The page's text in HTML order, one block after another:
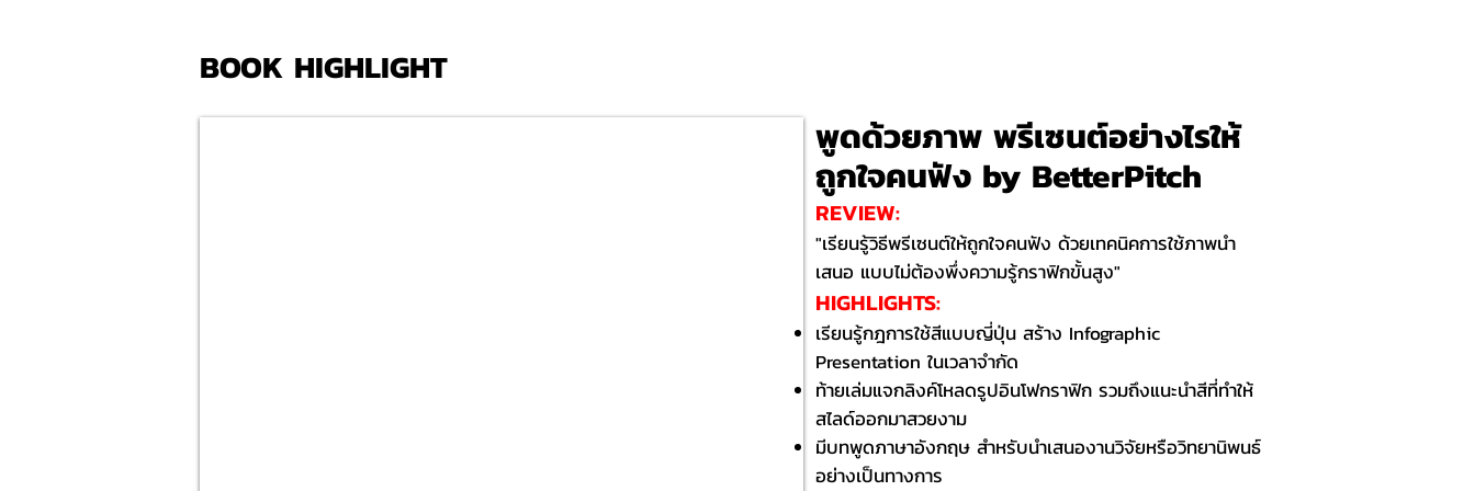
BOOK HIGHLIGHT
พูดด้วยภาพ พรีเซนต์อย่างไรให้
ถูกใจคนฟัง by BetterPitch
REVIEW:
"เรียนรู้วิธีพรีเซนต์ให้ถูกใจคนฟัง ด้วยเทคนิคการใช้ภาพนำ
เสนอ แบบไม่ต้องพึ่งความรู้กราฟิกขั้นสูง"
HIGHLIGHTS:​
​เรียนรู้กฎการใช้สีแบบญี่ปุ่น สร้าง Infographic
Presentation ในเวลาจำกัด
ท้ายเล่มแจกลิงค์โหลดรูปอินโฟกราฟิก รวมถึงแนะนำสีที่ทำให้
สไลด์ออกมาสวยงาม
มีบทพูดภาษาอังกฤษ สำหรับนำเสนองานวิจัยหรือวิทยานิพนธ์
อย่างเป็นทางการ